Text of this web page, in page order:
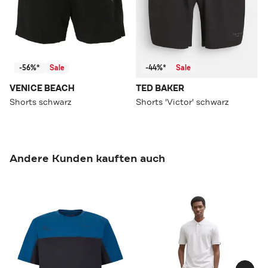
-56%* Sale
VENICE BEACH
Shorts schwarz
-44%* Sale
TED BAKER
Shorts 'Victor' schwarz
Andere Kunden kauften auch